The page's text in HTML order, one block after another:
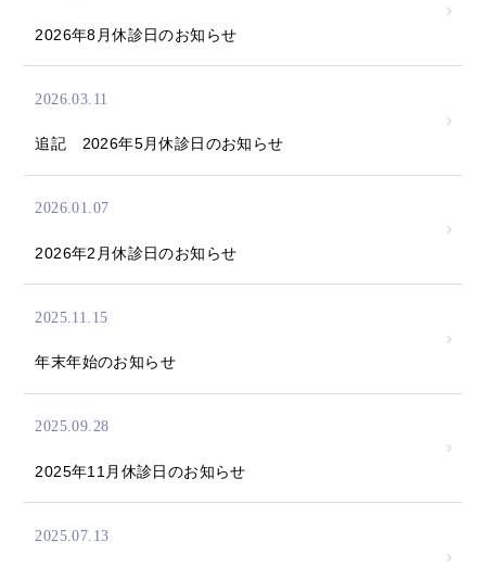
2026年8月休診日のお知らせ
2026.03.11
追記 2026年5月休診日のお知らせ
2026.01.07
2026年2月休診日のお知らせ
2025.11.15
年末年始のお知らせ
2025.09.28
2025年11月休診日のお知らせ
2025.07.13